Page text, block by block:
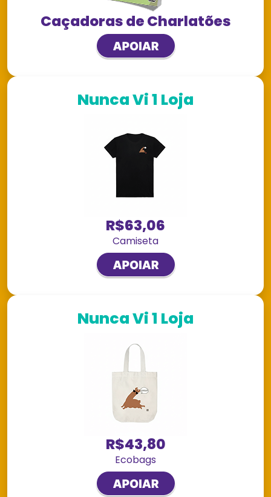
Caçadoras de Charlatões
Nunca Vi 1 Loja
R$63,06
Camiseta
Nunca Vi 1 Loja
R$43,80
Ecobags